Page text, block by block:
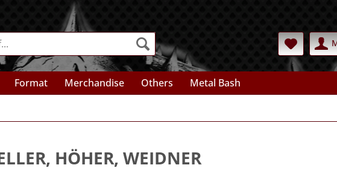
Format Merchandise Others Metal Bash
HÖHER, WEIDNER